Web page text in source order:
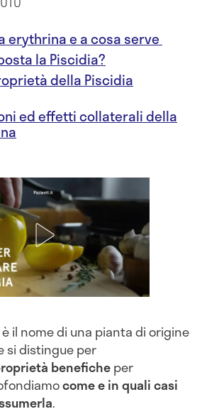
erythrina e a cosa serve
la Piscidia?
della Piscidia
ed effetti collaterali della
è il nome di una pianta di origine
si distingue per
beneficheper
come e in quali casi
.